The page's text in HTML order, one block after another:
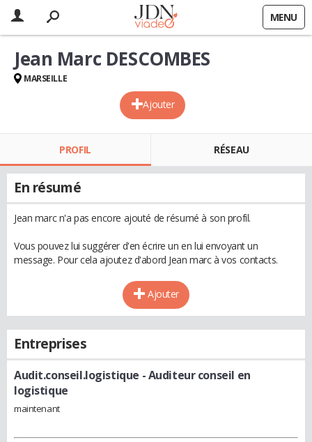
MENU
Ajouter
Jean Marc DESCOMBES
MARSEILLE
PROFIL RÉSEAU
En résumé
Jean marc n'a pas encore ajouté de résumé à son profil.
Vous pouvez lui suggérer d'en écrire un en lui envoyant un
message. Pour cela ajoutez d'abord Jean marc à vos contacts.
Ajouter
Entreprises
Audit.conseil.logistique - Auditeur conseil en
logistique
maintenant